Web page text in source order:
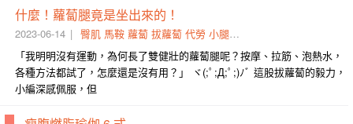
什麼！蘿蔔腿竟是坐出來的！
2023-06-14 臀肌 馬鞍 蘿蔔 拔蘿蔔 代勞 小腿 剋星
「我明明沒有運動，為何長了雙健壯的蘿蔔腿呢？按摩、拉筋、泡熱水，
各種方法都試了，怎麼還是沒有用？」 ヾ(;ﾟ;Д;ﾟ;)ﾉﾞ 這股拔蘿蔔的毅力，
小編深感佩服，但